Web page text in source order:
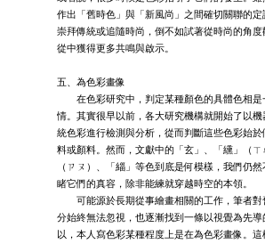
作出「舊時色」與「新風尚」之間確切關聯的
崇拜傳統或追隨時尚，倒不如試著從時尚的角
從中獲得更多共鳴與啟示。
五、為色彩畫像
在色彩研究中，判定某種顏色的具體色相是
情。其實很早以前，各大研究機構就開始了以機
統色彩進行檢測與分析，從而判斷這些色彩始
料或顏料。然而，文獻中的「玄」、「纁」（ㄒ
（ㄗㄡ）、「緇」等色到底是何模樣，我們仍
睹它們的真容，除非能練就穿越時空的本領。
可能源於長期從事繪畫相關的工作，筆者對
分始終無法忽視，也逐漸找到一條以視覺為先
以，本人寫色彩某種程度上是在為色彩畫像。